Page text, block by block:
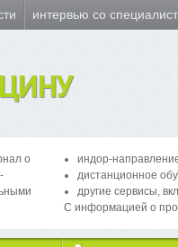
интервью со
о
индор-
дистанционное
другие сервисы,
С информацией о